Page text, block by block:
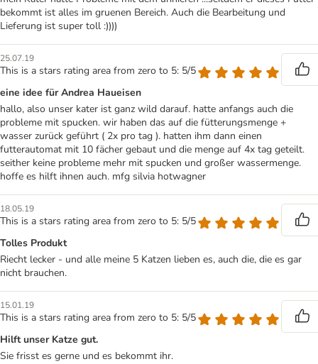
bekommt ist alles im gruenen Bereich. Auch die Bearbeitung und
Lieferung ist super toll :))))
25.07.19
This is a stars rating area from zero to 5: 5/5
eine idee für Andrea Haueisen
hallo, also unser kater ist ganz wild darauf. hatte anfangs auch die
probleme mit spucken. wir haben das auf die fütterungsmenge +
wasser zurück geführt ( 2x pro tag ). hatten ihm dann einen
futterautomat mit 10 fächer gebaut und die menge auf 4x tag geteilt.
seither keine probleme mehr mit spucken und großer wassermenge.
hoffe es hilft ihnen auch. mfg silvia hotwagner
18.05.19
This is a stars rating area from zero to 5: 5/5
Tolles Produkt
Riecht lecker - und alle meine 5 Katzen lieben es, auch die, die es gar
nicht brauchen.
15.01.19
This is a stars rating area from zero to 5: 5/5
Hilft unser Katze gut.
Sie frisst es gerne und es bekommt ihr.